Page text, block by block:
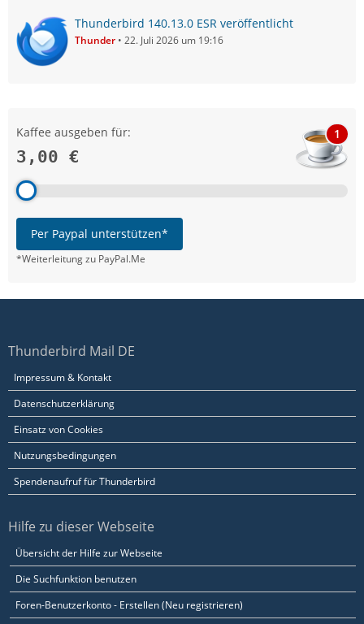
Thunderbird 140.13.0 ESR veröffentlicht
Thunder 22. Juli 2026 um 19:16
Kaffee ausgeben für:
3,00 €
1
Per Paypal unterstützen*
*Weiterleitung zu PayPal.Me
Thunderbird Mail DE
Impressum & Kontakt
Datenschutzerklärung
Einsatz von Cookies
Nutzungsbedingungen
Spendenaufruf für Thunderbird
Hilfe zu dieser Webseite
Übersicht der Hilfe zur Webseite
Die Suchfunktion benutzen
Foren-Benutzerkonto - Erstellen (Neu registrieren)